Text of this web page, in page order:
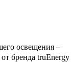
освещения –
бренда truEnergy